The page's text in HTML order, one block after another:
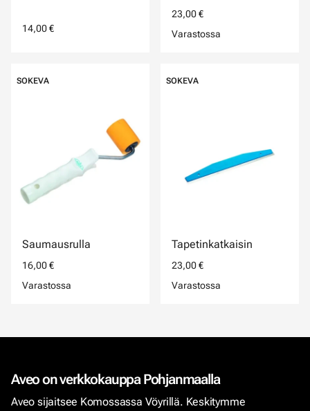
14,00 €
23,00 €
Varastossa
SOKEVA
Saumausrulla
16,00 €
Varastossa
SOKEVA
Tapetinkatkaisin
23,00 €
Varastossa
Aveo on verkkokauppa Pohjanmaalla
Aveo sijaitsee Komossassa Vöyrillä. Keskitymme